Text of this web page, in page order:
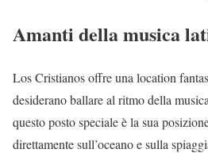
Amanti della musica
Los Cristianos offre una location
desiderano ballare al ritmo della
questo posto speciale è la sua
direttamente sull’oceano e sulla